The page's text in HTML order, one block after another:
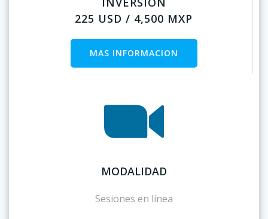
225 USD / 4,500 MXP
MAS INFORMACION
MODALIDAD
Sesiones en línea